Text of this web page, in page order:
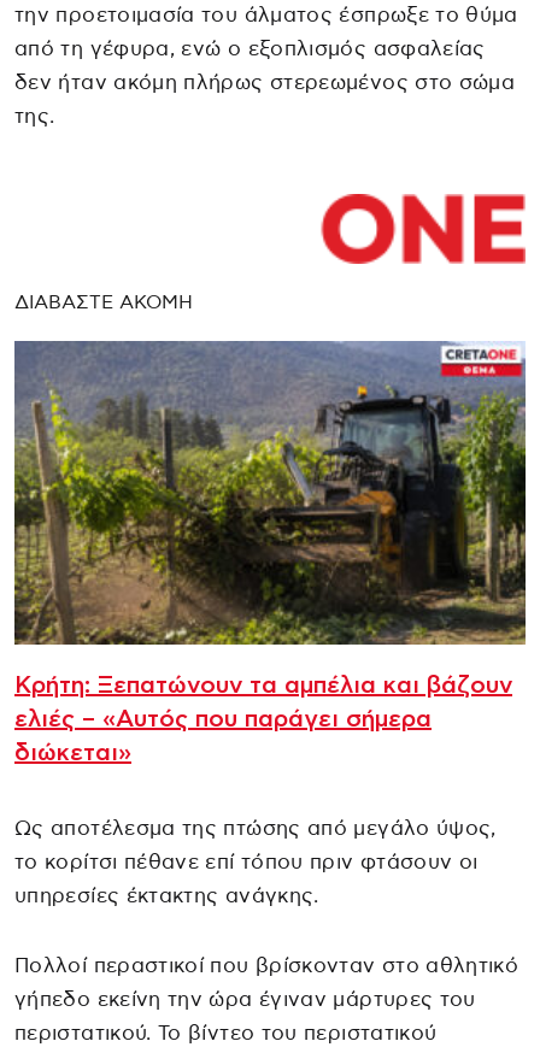
την προετοιμασία του άλματος έσπρωξε το θύμα
από τη γέφυρα, ενώ ο εξοπλισμός ασφαλείας
δεν ήταν ακόμη πλήρως στερεωμένος στο σώμα
της.
ΔΙΑΒΑΣΤΕ ΑΚΟΜΗ
Κρήτη: Ξεπατώνουν τα αμπέλια και βάζουν
ελιές – «Αυτός που παράγει σήμερα
διώκεται»
Ως αποτέλεσμα της πτώσης από μεγάλο ύψος,
το κορίτσι πέθανε επί τόπου πριν φτάσουν οι
υπηρεσίες έκτακτης ανάγκης.
Πολλοί περαστικοί που βρίσκονταν στο αθλητικό
γήπεδο εκείνη την ώρα έγιναν μάρτυρες του
περιστατικού. Το βίντεο του περιστατικού